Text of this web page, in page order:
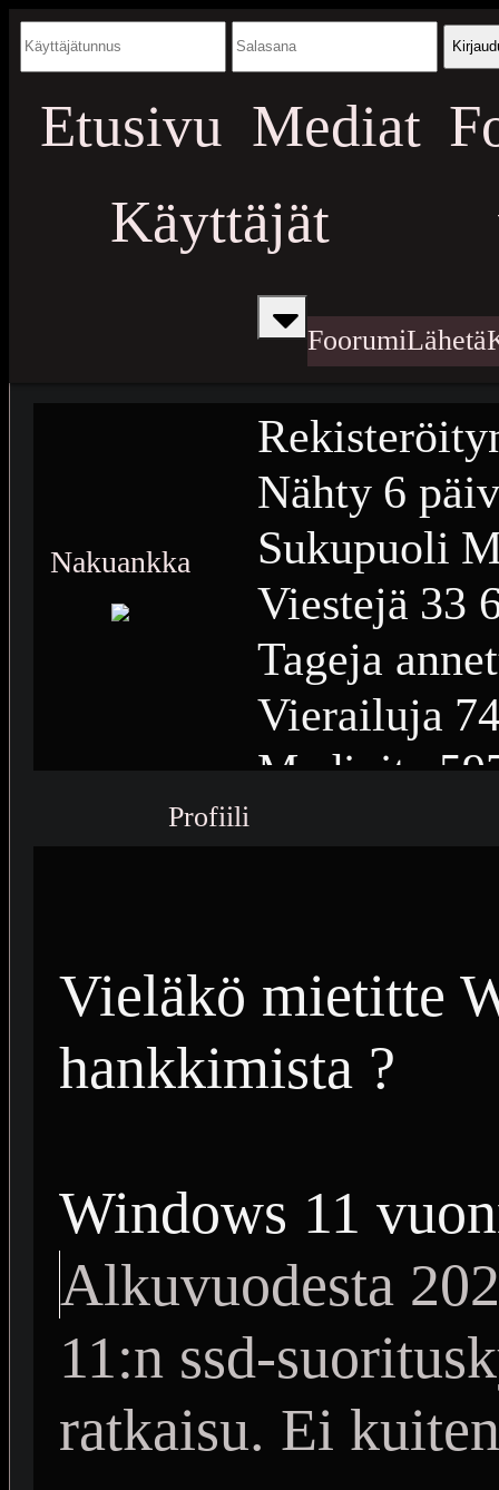
Etusivu Mediat
Käyttäjät
FoorumiLähetä
Nakuankka
Nähty 6
Sukupuoli
Viestejä 33
Tageja
Vierailuja
Medioita
Profiili
Vieläkö mietitte
hankkimista ?
Windows 11
Alkuvuodesta
11:n ssd-
ratkaisu. Ei